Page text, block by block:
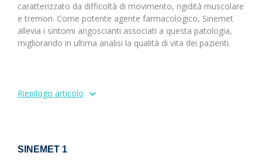
caratterizzato da difficoltà di movimento, rigidità muscolare
e tremori. Come potente agente farmacologico, Sinemet
allevia i sintomi angoscianti associati a questa patologia,
migliorando in ultima analisi la qualità di vita dei pazienti.
Riepilogo articolo
SINEMET 1